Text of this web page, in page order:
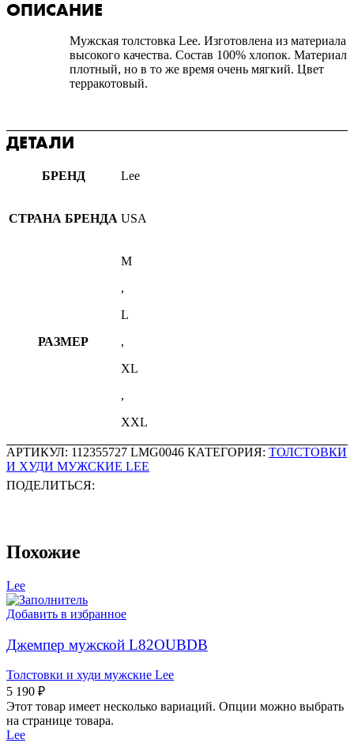
ОПИСАНИЕ
Мужская толстовка Lee. Изготовлена из материала
высокого качества. Состав 100% хлопок. Материал
плотный, но в то же время очень мягкий. Цвет
терракотовый.
ДЕТАЛИ
БРЕНД Lee
СТРАНА БРЕНДА USA
РАЗМЕР
M
,
L
,
XL
,
XXL
АРТИКУЛ: 112355727 LMG0046 КАТЕГОРИЯ: ТОЛСТОВКИ
И ХУДИ МУЖСКИЕ LEE
ПОДЕЛИТЬСЯ:
Похожие
Lee
Добавить в избранное
Джемпер мужской L82OUBDB
Толстовки и худи мужские Lee
5 190 ₽
Этот товар имеет несколько вариаций. Опции можно выбрать
на странице товара.
Lee